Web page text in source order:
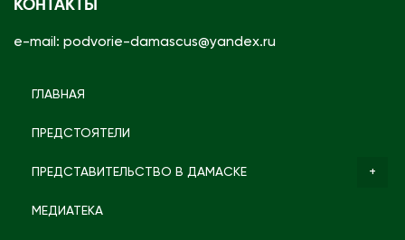
КОНТАКТЫ
e-mail: podvorie-damascus@yandex.ru
ГЛАВНАЯ
ПРЕДСТОЯТЕЛИ
ПРЕДСТАВИТЕЛЬСТВО В ДАМАСКЕ
МЕДИАТЕКА